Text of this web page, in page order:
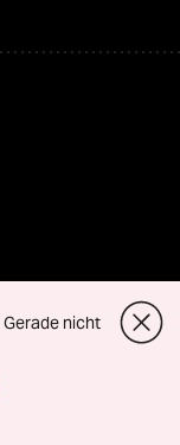
Gerade nicht